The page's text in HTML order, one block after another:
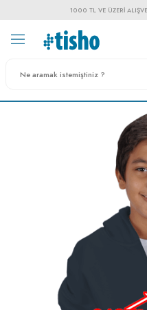
1000 TL VE ÜZERI